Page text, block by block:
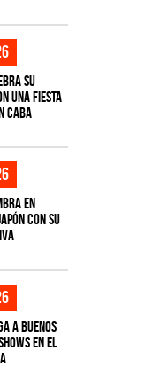
su
una fiesta
CABA
en
con su
a Buenos
en el